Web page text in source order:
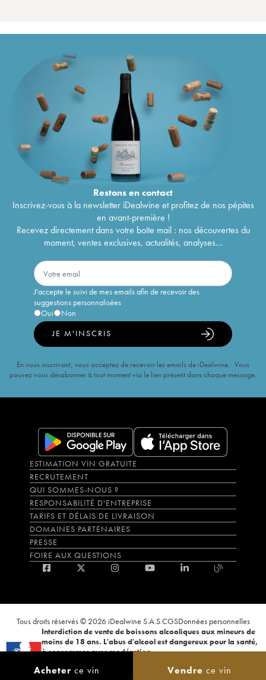
Acheter ce vin Vendre ce vin
Restons encontact
Inscrivez-vous à la newsletter iDealwine et profitez de nos pépites
en avant-première !
Recevez directement dans votre boîte mail : nos découvertes du
moment, ventes exclusives, actualités, analyses...
J'accepte le suivi de mes emails afin de recevoir des
suggestions personnalisées
Oui
Non
JE M'INSCRIS
En vous inscrivant, vous acceptez de recevoir les emails de iDealwine. Vous
pouvez vous désabonner à tout moment via le lien présent dans chaque message.
ESTIMATION VIN GRATUITE
RECRUTEMENT
QUI SOMMES-NOUS ?
RESPONSABILITÉ D'ENTREPRISE
TARIFS ET DÉLAIS DE LIVRAISON
DOMAINES PARTENAIRES
PRESSE
FOIRE AUX QUESTIONS
Tous droits réservés © 2026 iDealwine S.A.S.CGSDonnées personnelles
Interdiction de vente de boissons alcooliques aux mineurs de
moins de 18 ans. L'abus d'alcool est dangereux pour la santé,
à consommer avec modération.
ligne. CODE DE LA SANTÉ PUBLIQUE, ART.L.3342-1 et L.3353-3